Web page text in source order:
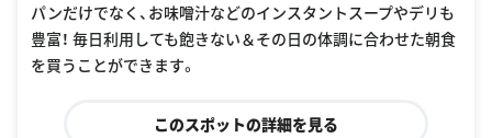
パンだけでなく、お味噌汁などのインスタントスープやデリも
豊富！ 毎日利用しても飽きない＆その日の体調に合わせた朝食
を買うことができます。
このスポットの詳細を見る